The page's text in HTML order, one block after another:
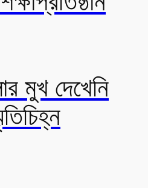
মুখ দেখেনি